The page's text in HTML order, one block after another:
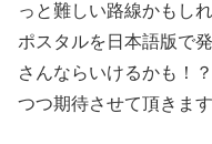
っと難しい路線かもし
ポスタルを日本語版で
さんならいけるかも！
つつ期待させて頂きます